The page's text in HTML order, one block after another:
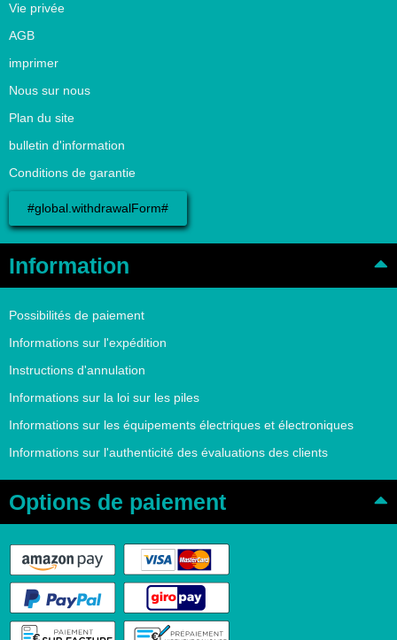
Vie privée
AGB
imprimer
Nous sur nous
Plan du site
bulletin d'information
Conditions de garantie
#global.withdrawalForm#
Information
Possibilités de paiement
Informations sur l'expédition
Instructions d'annulation
Informations sur la loi sur les piles
Informations sur les équipements électriques et électroniques
Informations sur l'authenticité des évaluations des clients
Options de paiement